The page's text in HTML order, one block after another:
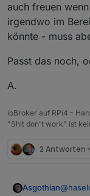
@
An alle
dass
auch freuen
irgendwo im
könnte - muss
Passt das noch,
A.
ioBroker auf RPi4 -
"Shit don't work" ist
2 Antworten
Asgothian@